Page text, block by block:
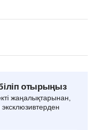
отырыңыз
жаңалықтарынан,